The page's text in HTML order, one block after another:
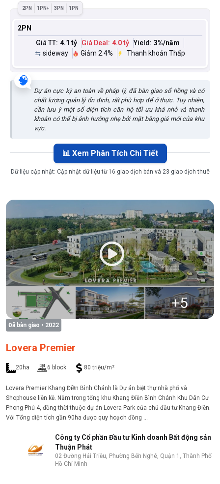
2PN 1PN+ 3PN 1PN
2PN
Giá TT: 4.1 tỷ Giá Deal: 4.0 tỷ Yield: 3%/năm
sideway
Giảm 2.4% Thanh khoản Thấp
🧠
Dự án cực kỳ an toàn về pháp lý, đã bàn giao sổ hồng và có
chất lượng quản lý ổn định, rất phù hợp để ở thực. Tuy nhiên,
cần lưu ý một số diện tích căn hộ tối ưu khá nhỏ và thanh
khoản có thể bị ảnh hưởng nhẹ bởi mặt bằng giá mới của khu
vực.
📊 Xem Phân Tích Chi Tiết
Dữ liệu cập nhật: Cập nhật dữ liệu từ 16 giao dịch bán và 23 giao dịch thuê
+5
Đã bàn giao • 2022
Lovera Premier
20ha 6 block 80 triệu/m²
Lovera Premier Khang Điền Bình Chánh là Dự án biệt thự nhà phố và
Shophouse liền kề. Nằm trong tổng khu Khang Điền Bình Chánh Khu Dân Cư
Phong Phú 4, đồng thời thuộc dự án Lovera Park của chủ đầu tư Khang Điền.
Với Tổng diện tích gần 90ha được quy hoạch đồng ...
Công ty Cổ phần Đầu tư Kinh doanh Bất động sản
Thuận Phát
02 Đường Hải Triều, Phường Bến Nghé, Quận 1, Thành Phố
Hồ Chí Minh